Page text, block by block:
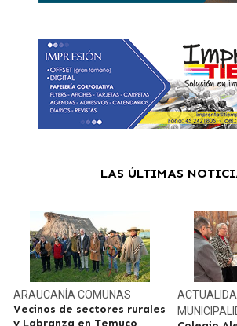
LAS ÚLTIMAS
ARAUCANÍACOMUNAS
Vecinos de sectores rurales
y Labranza en Temuco